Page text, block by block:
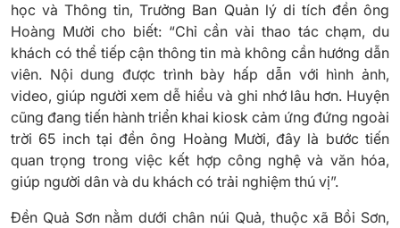
học và Thông tin, Trưởng Ban Quản lý di tích đền ông
Hoàng Mười cho biết: “Chỉ cần vài thao tác chạm, du
khách có thể tiếp cận thông tin mà không cần hướng dẫn
viên. Nội dung được trình bày hấp dẫn với hình ảnh,
video, giúp người xem dễ hiểu và ghi nhớ lâu hơn. Huyện
cũng đang tiến hành triển khai kiosk cảm ứng đứng ngoài
trời 65 inch tại đền ông Hoàng Mười, đây là bước tiến
quan trọng trong việc kết hợp công nghệ và văn hóa,
giúp người dân và du khách có trải nghiệm thú vị”.
Đền Quả Sơn nằm dưới chân núi Quả, thuộc xã Bồi Sơn,